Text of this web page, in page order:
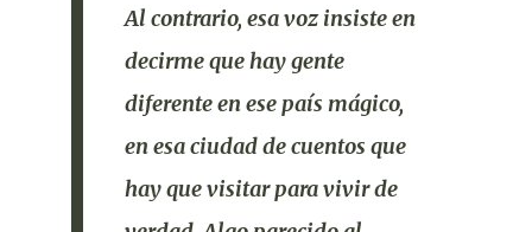
Al contrario, esa voz insiste en
decirme que hay gente
diferenteen ese país mágico,
en esa ciudad de cuentos que
hay que visitar paravivirde